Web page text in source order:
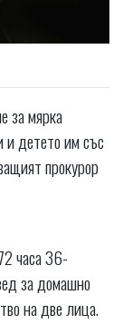
за мярка
и детето им със
прокурор
часа 36-
за домашно
на две лица.